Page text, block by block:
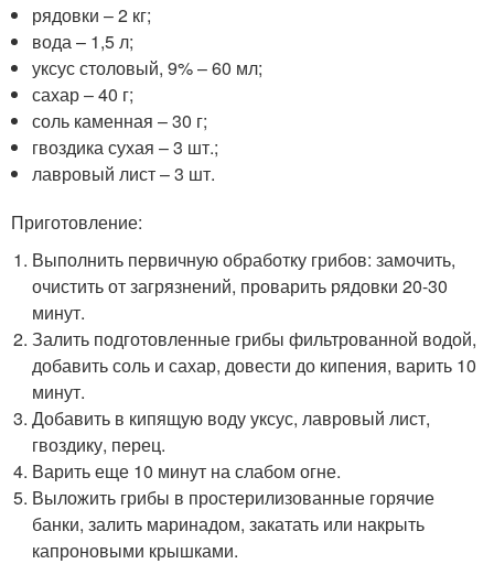
рядовки – 2 кг;
вода – 1,5 л;
уксус столовый, 9% – 60 мл;
сахар – 40 г;
соль каменная – 30 г;
гвоздика сухая – 3 шт.;
лавровый лист – 3 шт.
Приготовление:
Выполнить первичную обработку грибов: замочить,
очистить от загрязнений, проварить рядовки 20-30
минут.
Залить подготовленные грибы фильтрованной водой,
добавить соль и сахар, довести до кипения, варить 10
минут.
Добавить в кипящую воду уксус, лавровый лист,
гвоздику, перец.
Варить еще 10 минут на слабом огне.
Выложить грибы в простерилизованные горячие
банки, залить маринадом, закатать или накрыть
капроновыми крышками.